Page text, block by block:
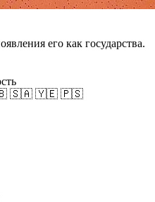
его как государства.
🇸🇦 🇾🇪 🇵🇸